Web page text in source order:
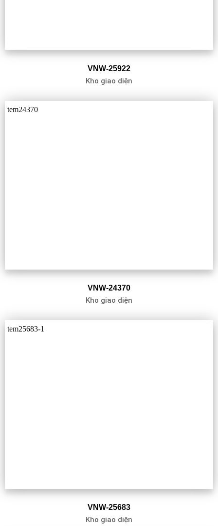
VNW-25922
Kho giao diện
VNW-24370
Kho giao diện
VNW-25683
Kho giao diện